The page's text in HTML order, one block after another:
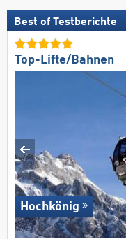
Best of Testberichte
Top-Lifte/Bahnen
Hochkönig